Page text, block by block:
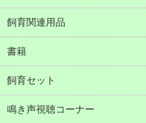
飼育関連用品
書籍
飼育セット
鳴き声視聴コーナー